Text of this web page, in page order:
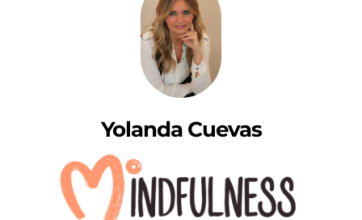
Yolanda Cuevas